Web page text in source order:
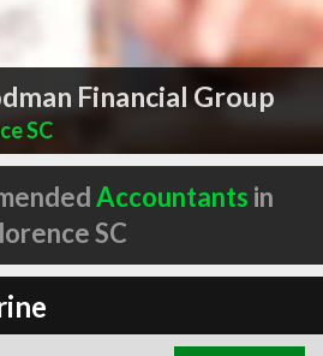
Financial Group
SC
Accountants in
SC